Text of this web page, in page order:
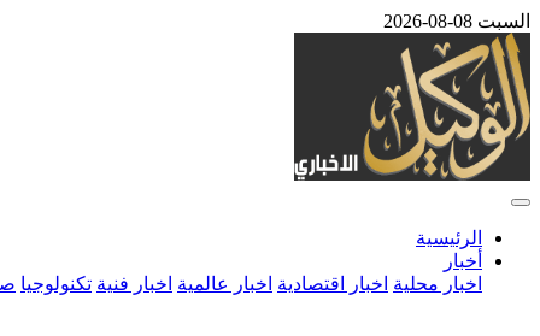
السبت 08-08-2026
الرئيسية
أخبار
اخبار محلية اخبار اقتصادية اخبار عالمية اخبار فنية تكنولوجيا